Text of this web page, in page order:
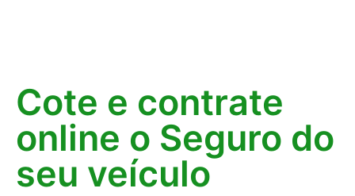
Cote e contrate
online o Seguro do
seu veículo